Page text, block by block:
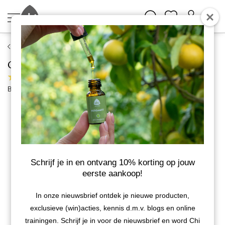
Chi Natural Life
Citrusmix mix olie
20 reviews
Bekijk meer van Chi Natural Life
Schrijf je in en ontvang 10% korting op jouw
eerste aankoop!
In onze nieuwsbrief ontdek je nieuwe producten,
exclusieve (win)acties, kennis d.m.v. blogs en online
trainingen. Schrijf je in voor de nieuwsbrief en word Chi